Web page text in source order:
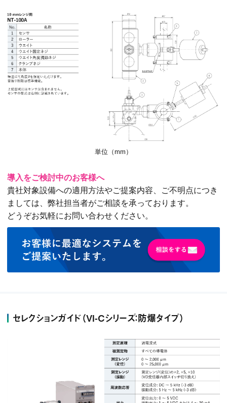
単位（mm）
導入をご検討中のお客様へ
貴社対象設備への適用方法やご提案内容、ご不明点につき
ましては、弊社担当者がご相談を承っております。
どうぞお気軽にお問い合わせください。
セレクションガイド（VI-Cシリーズ：防爆タイプ）